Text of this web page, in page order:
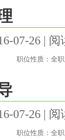
07-26 | 阅
职位性质：全职
07-26 | 阅
职位性质：全职